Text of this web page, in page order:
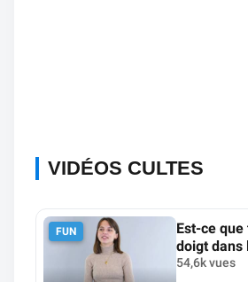
VIDÉOS CULTES
FUN
Est-ce
doigt dans
54,6k vues